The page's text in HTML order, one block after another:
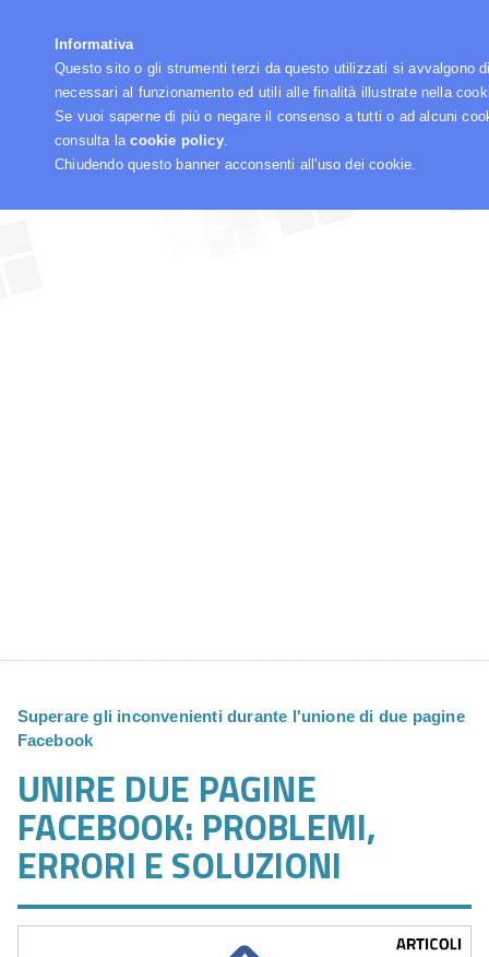
Informativa
Questo sito o gli strumenti terzi da questo utilizzati si avvalgono
necessari al funzionamento ed utili alle finalità illustrate nella
Se vuoi saperne di più o negare il consenso a tutti o ad alcuni
consulta lacookie policy.
Chiudendo questo banner acconsenti all'uso dei cookie.
Superare gli inconvenienti durante l'unione di due pagine
Facebook
UNIRE DUE PAGINE
FACEBOOK: PROBLEMI,
ERRORI E SOLUZIONI